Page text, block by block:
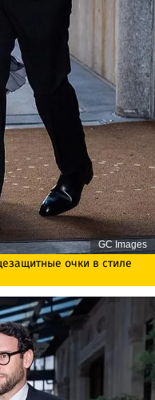
GC Images
очки в стиле